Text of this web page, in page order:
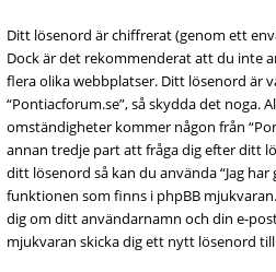
Ditt lösenord är chiffrerat (genom ett
Dock är det rekommenderat att du inte
flera olika webbplatser. Ditt lösenord är
“Pontiacforum.se”, så skydda det noga.
omständigheter kommer någon från
annan tredje part att fråga dig efter ditt
ditt lösenord så kan du använda “Jag
funktionen som finns i phpBB
dig om ditt användarnamn och din e-
mjukvaran skicka dig ett nytt lösenord